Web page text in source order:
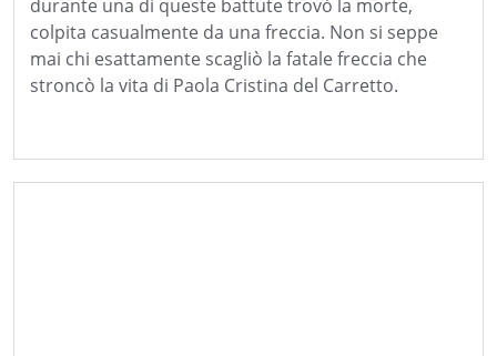
durante una di queste battute trovò la morte,
colpita casualmente da una freccia. Non si seppe
mai chi esattamente scagliò la fatale freccia che
stroncò la vita di Paola Cristina del Carretto.